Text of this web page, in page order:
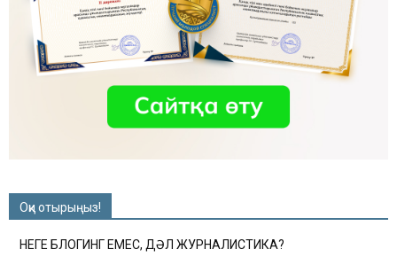
Оқи отырыңыз!
НЕГЕ БЛОГИНГ ЕМЕС, ДӘЛ ЖУРНАЛИСТИКА?